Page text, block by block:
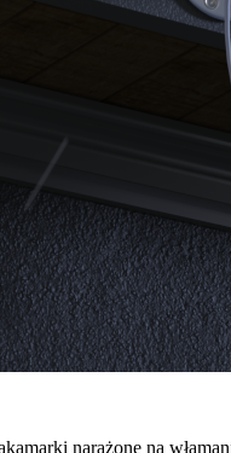
narażone na